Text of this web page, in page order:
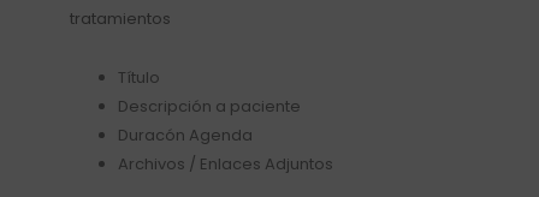
tratamientos
Título
Descripción a paciente
Duracón Agenda
Archivos / Enlaces Adjuntos